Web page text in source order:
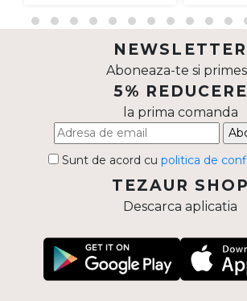
NEWSLETTER
Aboneaza-te si
5% REDUCERE
la prima comanda
Sunt de acord cu politica de
TEZAUR SHOP
Descarca aplicatia